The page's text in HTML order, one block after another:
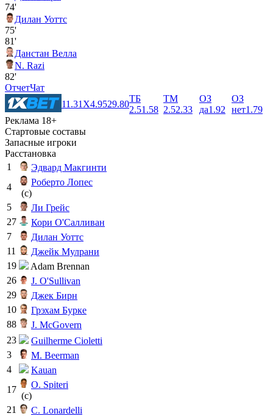
74'
Дилан Уоттс
75'
81'
Данстан Велла
N. Razi
82'
ОтчетЧат
11.31 X4.9529.80
ТБ
2.51.58
ТМ
2.52.33
ОЗ
да1.92
ОЗ
нет1.79
Реклама 18+
Стартовые составы
Запасные игроки
Расстановка
1
Эдвард Макгинти
4
Роберто Лопес
(c)
5
Ли Грейс
27
Кори О'Салливан
7
Дилан Уоттс
11
Джейк Мулрани
19
Adam Brennan
26
J. O'Sullivan
29
Джек Бирн
10
Грэхам Бурке
88
J. McGovern
23
Guilherme Cioletti
3
M. Beerman
4
Kauan
17
O. Spiteri
(c)
21
C. Lonardelli